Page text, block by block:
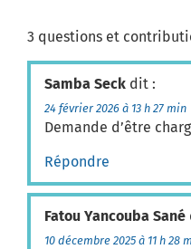
3 questions et
Samba Seck dit :
24 février 2026 à 13 h 27 min
Demande d’être
Répondre
Fatou Yancouba Sané
10 décembre 2025 à 11 h 28